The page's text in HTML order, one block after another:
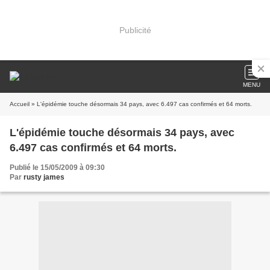
Publicité
MENU
Accueil » L'épidémie touche désormais 34 pays, avec 6.497 cas confirmés et 64 morts.
L'épidémie touche désormais 34 pays, avec
6.497 cas confirmés et 64 morts.
Publié le 15/05/2009 à 09:30
Par rusty james